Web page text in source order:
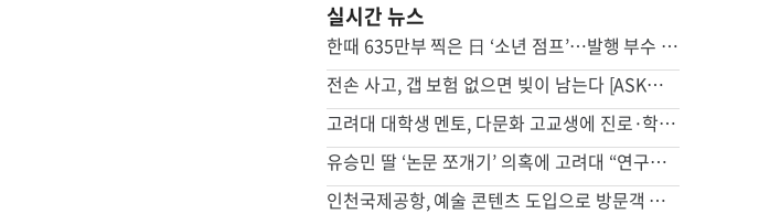
실시간 뉴스
한때 635만부 찍은 日 ‘소년 점프’…발행 부수 100만부 붕괴
전손 사고, 갭 보험 없으면 빚이 남는다 [ASK미국 레몬법/교통사고/상해-최미수 변호사]
고려대 대학생 멘토, 다문화 고교생에 진로·학습 맞춤 조언
유승민 딸 ‘논문 쪼개기’ 의혹에 고려대 “연구부정행위 아냐”
인천국제공항, 예술 콘텐츠 도입으로 방문객 눈길 사로잡아